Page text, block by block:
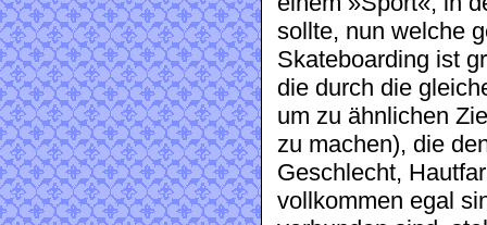
sollte, nun welche
Skateboarding ist
die durch die
um zu ähnlichen
zu machen), die
Geschlecht,
vollkommen egal